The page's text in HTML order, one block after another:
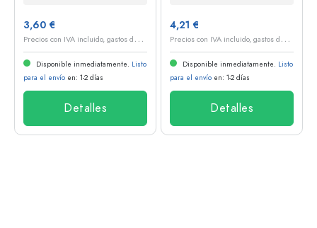
3,60 €
P
recios con IVA incluido, gastos de envío excluidos
Disponible inmediatamente. Listo
para el envío en: 1-2 días
Detalles
4,21 €
P
recios con IVA incluido, gastos de envío excluidos
Disponible inmediatamente. Listo
para el envío en: 1-2 días
Detalles